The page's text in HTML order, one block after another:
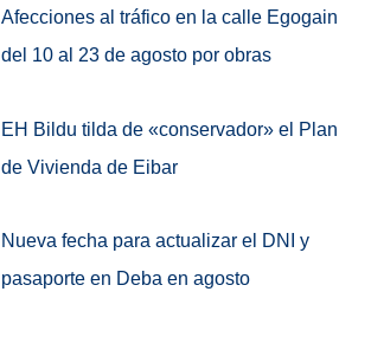
Afecciones al tráfico en la calle Egogain
del 10 al 23 de agosto por obras
EH Bildu tilda de «conservador» el Plan
de Vivienda de Eibar
Nueva fecha para actualizar el DNI y
pasaporte en Deba en agosto